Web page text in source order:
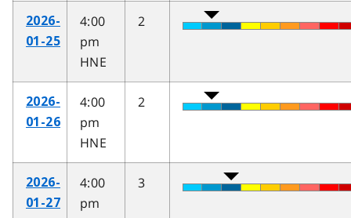
2026-
01-25
4:00
pm
HNE
2
2026-
01-26
4:00
pm
HNE
2
2026-
01-27
4:00
pm
3